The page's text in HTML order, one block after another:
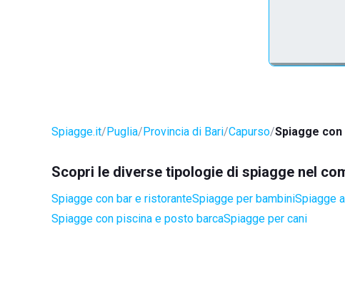
Spiagge.it Puglia Provincia di Bari Capurso Spiagge
Scopri le diverse tipologie di spiagge nel
Spiagge con bar e ristoranteSpiagge per bambiniSpiagge
Spiagge con piscina e posto barcaSpiagge per cani